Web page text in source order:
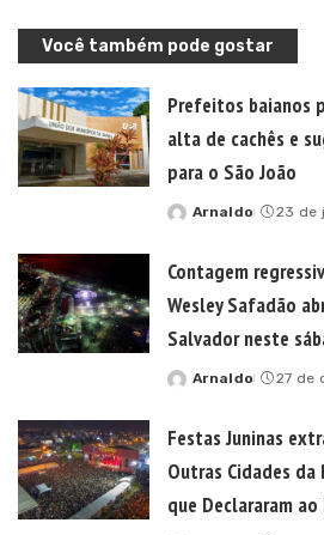
Você também pode gostar
Prefeitos baianos
alta de cachês e
para o São João
Posted
Arnaldo 23 de
Contagem
Wesley Safadão
Salvador neste
Posted
Arnaldo 27 de
Festas Juninas
Outras Cidades da
que Declararam ao